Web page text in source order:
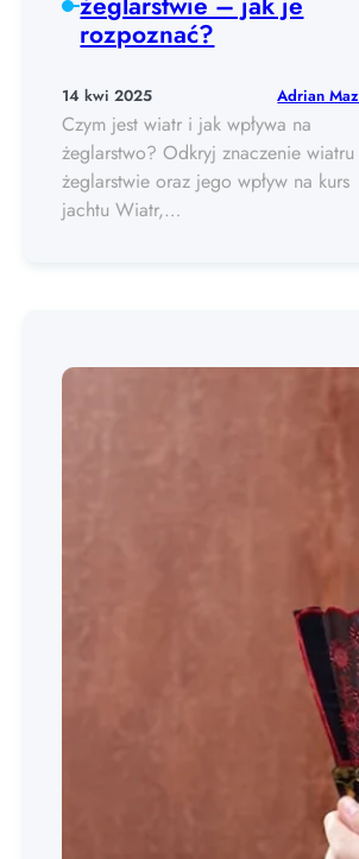
rozpoznać?
14 kwi 2025 Adrian
Czym jest wiatr i jak wpływa na
żeglarstwo? Odkryj znaczenie
żeglarstwie oraz jego wpływ na kurs
jachtu Wiatr,…